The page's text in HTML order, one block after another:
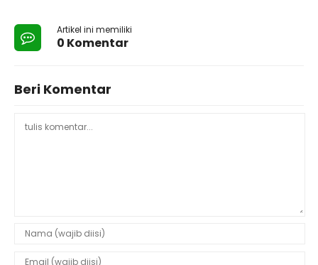
Artikel ini memiliki
0 Komentar
Beri Komentar